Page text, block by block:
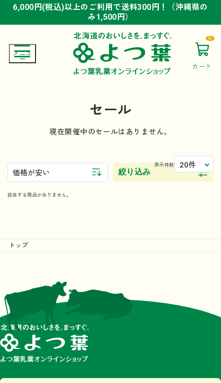
6,000円(税込)以上のご利用で送料300円！（沖縄県の
み1,500円）
6,000円(税込)以上のご利用で送料300円！（沖縄県の
み1,500円）
6,000円(税込)以上のご利用で送料300円！（沖縄県の
み1,500円）
カート
0
セール
現在開催中のセールはありません。
表示件数
20件
価格が安い
絞り込み
該当する商品がありません。
トップ